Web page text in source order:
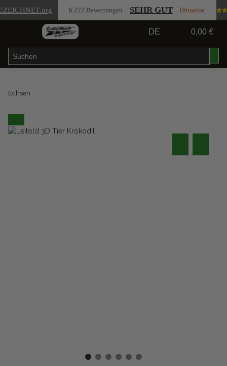
.org 6.222 Bewertungen SEHR GUT Hinweise
DE 0,00 €
Echsen